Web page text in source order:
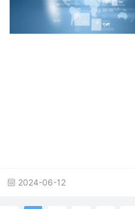
2024-06-12